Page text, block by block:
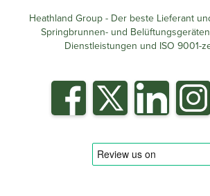
Heathland Group - Der beste Lieferant
Springbrunnen- und
Dienstleistungen und ISO 9001-